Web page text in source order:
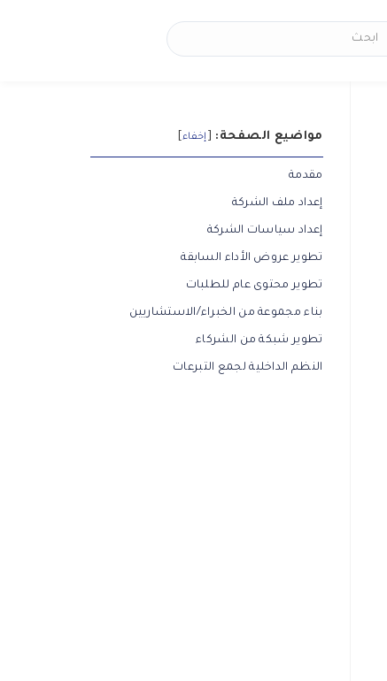
مواضيع الصفحة: [ إخفاء]
مقدمة
إعداد ملف الشركة
إعداد سياسات الشركة
تطوير عروض الأداء السابقة
تطوير محتوى عام للطلبات
بناء مجموعة من الخبراء/الاستشاريين
تطوير شبكة من الشركاء
النظم الداخلية لجمع التبرعات